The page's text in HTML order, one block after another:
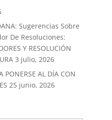
Sugerencias Sobre
De Resoluciones:
Y RESOLUCIÓN
3 julio, 2026
PONERSE AL DÍA CON
25 junio, 2026